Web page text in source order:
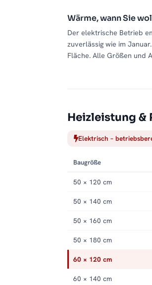
Wärme, wann Sie
Der elektrische Betrieb
zuverlässig wie im
Fläche. Alle Größen und
Heizleistung &
Elektrisch –
Baugröße
50 × 120 cm
50 × 140 cm
50 × 160 cm
50 × 180 cm
60 × 120 cm
60 × 140 cm